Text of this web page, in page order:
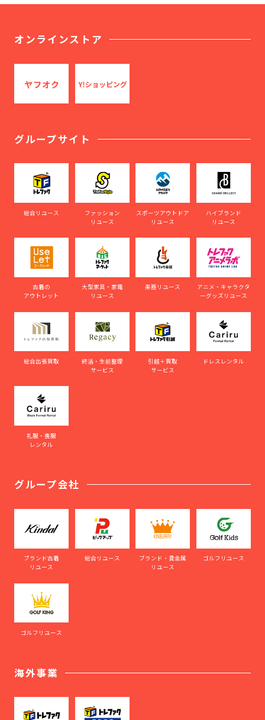
オンラインストア
グループサイト
総合リユース
ファッション
リユース
スポーツアウトドア
リユース
ハイブランド
リユース
古着の
アウトレット
大型家具・家電
リユース
楽器リユース
アニメ・キャラクタ
ーグッズリユース
総合出張買取
終活・生前整理
サービス
引越＋買取
サービス
ドレスレンタル
礼服・喪服
レンタル
グループ会社
ブランド古着
リユース
総合リユース
ブランド・貴金属
リユース
ゴルフリユース
ゴルフリユース
海外事業